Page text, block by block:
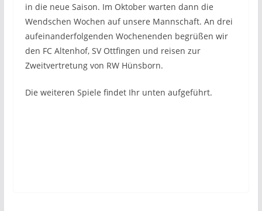
in die neue Saison. Im Oktober warten dann die
Wendschen Wochen auf unsere Mannschaft. An drei
aufeinanderfolgenden Wochenenden begrüßen wir
den FC Altenhof, SV Ottfingen und reisen zur
Zweitvertretung von RW Hünsborn.
Die weiteren Spiele findet Ihr unten aufgeführt.